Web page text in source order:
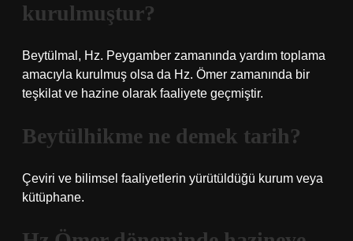
kurulmuştur?
Beytülmal, Hz. Peygamber zamanında yardım toplama
amacıyla kurulmuş olsa da Hz. Ömer zamanında bir
teşkilat ve hazine olarak faaliyete geçmiştir.
Beytülhikme ne demek tarih?
Çeviri ve bilimsel faaliyetlerin yürütüldüğü kurum veya
kütüphane.